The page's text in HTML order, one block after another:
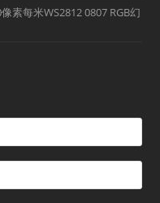
素每米WS2812 0807 RGB幻